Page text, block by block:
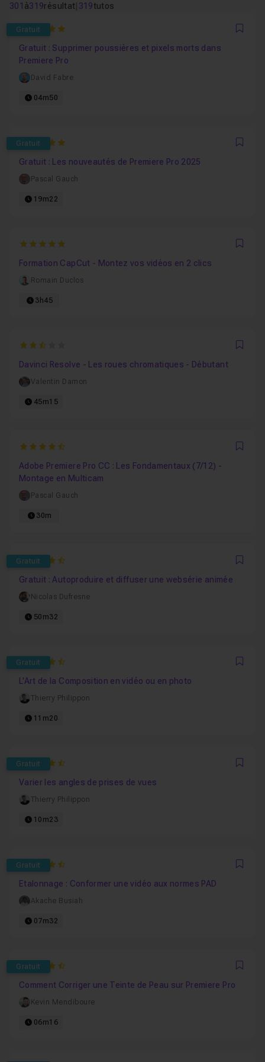
301 à319résultat 319tutos
Gratuit
5
Gratuit : Supprimer poussières et pixels morts dans
Premiere Pro
David Fabre
04m50
Gratuit
5
Gratuit : Les nouveautés de Premiere Pro 2025
Pascal Gauch
19m22
5
Formation CapCut - Montez vos vidéos en 2 clics
Romain Duclos
3h45
2.6666666666667
Davinci Resolve - Les roues chromatiques - Débutant
Valentin Damon
45m15
4.9285714285714
Adobe Premiere Pro CC : Les Fondamentaux (7/12) -
Montage en Multicam
Pascal Gauch
30m
Gratuit
4.8571428571429
Gratuit : Autoproduire et diffuser une websérie animée
Nicolas Dufresne
50m32
Gratuit
4.625
L'Art de la Composition en vidéo ou en photo
Thierry Philippon
11m20
Gratuit
4.5
Varier les angles de prises de vues
Thierry Philippon
10m23
Gratuit
4.375
Etalonnage : Conformer une vidéo aux normes PAD
Akache Busiah
07m32
Gratuit
4.9166666666667
Comment Corriger une Teinte de Peau sur Premiere Pro
Kevin Mendiboure
06m16